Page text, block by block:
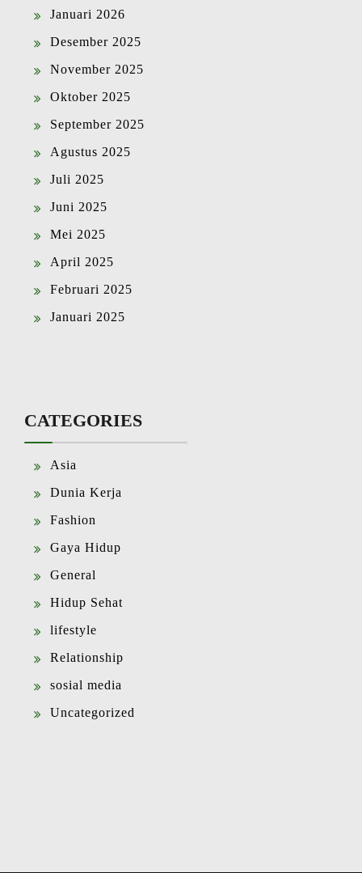
Januari 2026
Desember 2025
November 2025
Oktober 2025
September 2025
Agustus 2025
Juli 2025
Juni 2025
Mei 2025
April 2025
Februari 2025
Januari 2025
CATEGORIES
Asia
Dunia Kerja
Fashion
Gaya Hidup
General
Hidup Sehat
lifestyle
Relationship
sosial media
Uncategorized